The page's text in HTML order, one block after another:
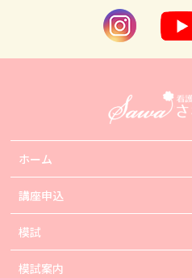
ホーム
講座申込
模試
模試案内